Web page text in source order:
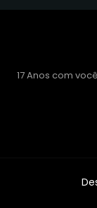
17 Anos com